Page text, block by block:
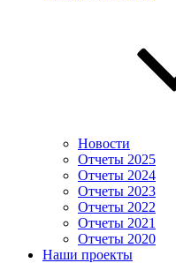
Новости
Отчеты 2025
Отчеты 2024
Отчеты 2023
Отчеты 2022
Отчеты 2021
Отчеты 2020
Наши проекты